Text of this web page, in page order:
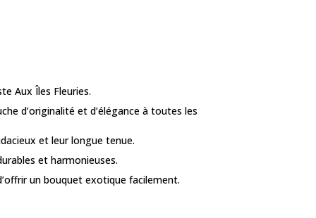
Aux Îles Fleuries.
d’originalité et d’élégance à toutes les
et leur longue tenue.
et harmonieuses.
un bouquet exotique facilement.